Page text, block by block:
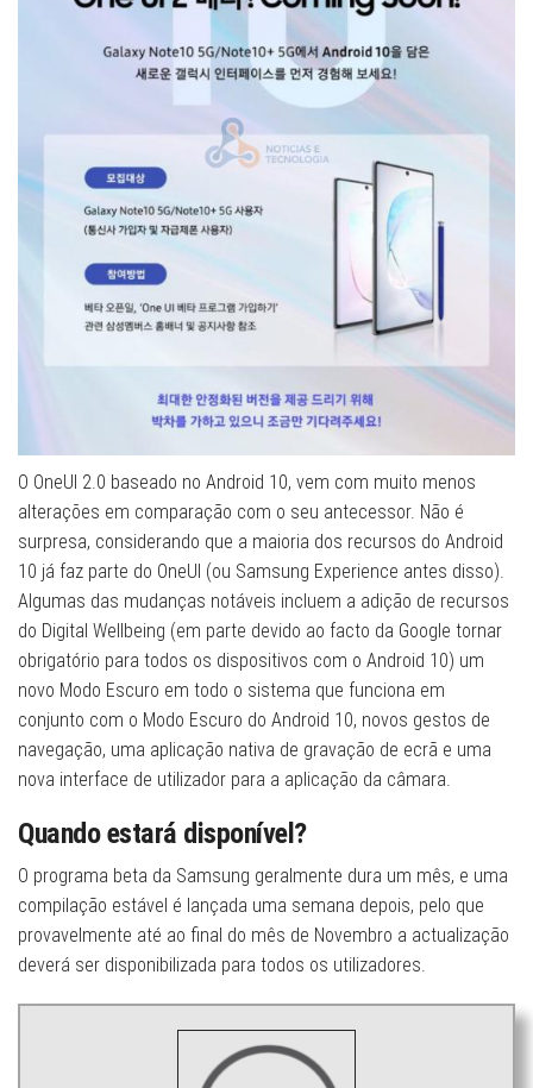
O OneUI 2.0 baseado no Android 10, vem com muito menos
alterações em comparação com o seu antecessor. Não é
surpresa, considerando que a maioria dos recursos do Android
10 já faz parte do OneUI (ou Samsung Experience antes disso).
Algumas das mudanças notáveis ​​incluem a adição de recursos
do Digital Wellbeing (em parte devido ao facto da Google tornar
obrigatório para todos os dispositivos com o Android 10) um
novo Modo Escuro em todo o sistema que funciona em
conjunto com o Modo Escuro do Android 10, novos gestos de
navegação, uma aplicação nativa de gravação de ecrã e uma
nova interface de utilizador para a aplicação da câmara.
Quando estará disponível?
O programa beta da Samsung geralmente dura um mês, e uma
compilação estável é lançada uma semana depois, pelo que
provavelmente até ao final do mês de Novembro a actualização
deverá ser disponibilizada para todos os utilizadores.